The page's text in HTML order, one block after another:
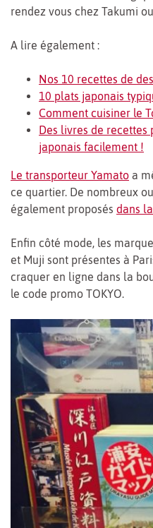
rendez vous chez Takumi
A lire également :
Nos 10 recettes de
10 plats japonais
Comment cuisiner le
Des livres de recettes
japonais facilement !
Le transporteur Yamato a
ce quartier. De nombreux
également proposés dans
Enfin côté mode, les
et Muji sont présentes à
craquer en ligne dans la
le code promo TOKYO.